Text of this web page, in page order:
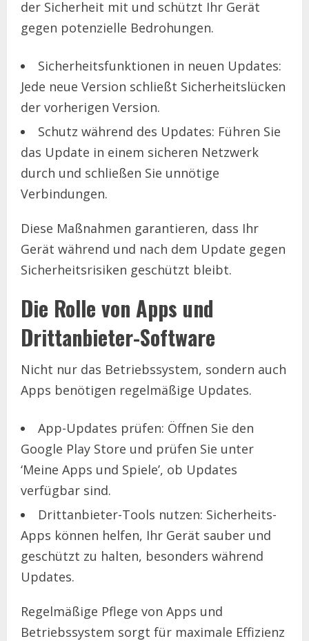
der Sicherheit mit und schützt Ihr Gerät
gegen potenzielle Bedrohungen.
Sicherheitsfunktionen in neuen Updates:
Jede neue Version schließt Sicherheitslücken
der vorherigen Version.
Schutz während des Updates: Führen Sie
das Update in einem sicheren Netzwerk
durch und schließen Sie unnötige
Verbindungen.
Diese Maßnahmen garantieren, dass Ihr
Gerät während und nach dem Update gegen
Sicherheitsrisiken geschützt bleibt.
Die Rolle von Apps und
Drittanbieter-Software
Nicht nur das Betriebssystem, sondern auch
Apps benötigen regelmäßige Updates.
App-Updates prüfen: Öffnen Sie den
Google Play Store und prüfen Sie unter
‘Meine Apps und Spiele’, ob Updates
verfügbar sind.
Drittanbieter-Tools nutzen: Sicherheits-
Apps können helfen, Ihr Gerät sauber und
geschützt zu halten, besonders während
Updates.
Regelmäßige Pflege von Apps und
Betriebssystem sorgt für maximale Effizienz